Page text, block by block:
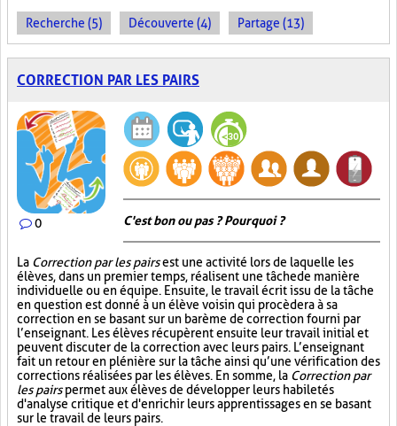
Recherche (5) Découverte (4) Partage (13)
CORRECTION PAR LES PAIRS
0 C'est bon ou pas ? Pourquoi ?
La Correction par les pairsest une activité lors de laquelle les
élèves, dans un premier temps, réalisent une tâche de manière
individuelle ou en équipe. Ensuite, le travail écrit issu de la tâche
en question est donné à un élève voisin qui procèdera à sa
correction en se basant sur un barème de correction fourni par
l’enseignant. Les élèves récupèrent ensuite leur travail initial et
peuvent discuter de la correction avec leurs pairs. L’enseignant
fait un retour en plénière sur la tâche ainsi qu’une vérification des
corrections réalisées par les élèves. En somme, la Correction par
les pairspermet aux élèves de développer leurs habiletés
d'analyse critique et d'enrichir leurs apprentissages en se basant
sur le travail de leurs pairs.